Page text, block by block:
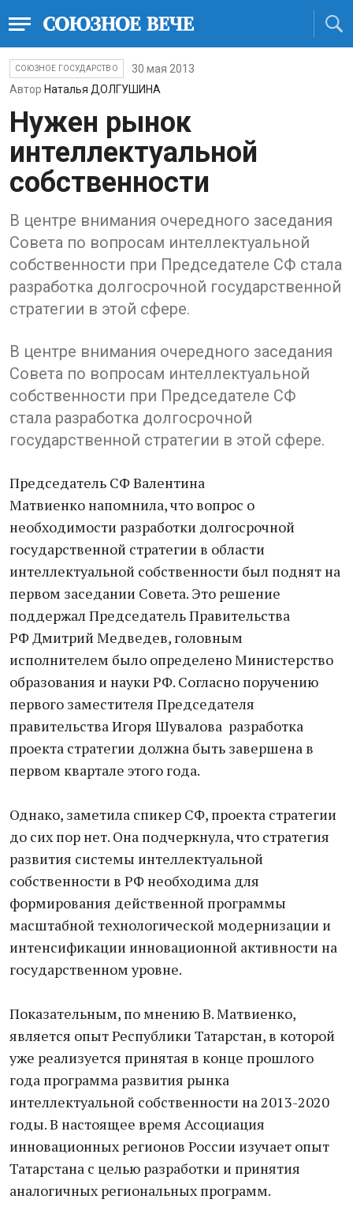
СОЮЗНОЕ ГОСУДАРСТВО
30 мая 2013
Автор Наталья ДОЛГУШИНА
Нужен рынок
интеллектуальной
собственности
В центре внимания очередного заседания
Совета по вопросам интеллектуальной
собственности при Председателе СФ стала
разработка долгосрочной государственной
стратегии в этой сфере.
В центре внимания очередного заседания
Совета по вопросам интеллектуальной
собственности при Председателе СФ
стала разработка долгосрочной
государственной стратегии в этой сфере.
Председатель СФ Валентина
Матвиенко напомнила, что вопрос о
необходимости разработки долгосрочной
государственной стратегии в области
интеллектуальной собственности был поднят на
первом заседании Совета. Это решение
поддержал Председатель Правительства
РФ Дмитрий Медведев, головным
исполнителем было определено Министерство
образования и науки РФ. Согласно поручению
первого заместителя Председателя
правительства Игоря Шувалова разработка
проекта стратегии должна быть завершена в
первом квартале этого года.
Однако, заметила спикер СФ, проекта стратегии
до сих пор нет. Она подчеркнула, что стратегия
развития системы интеллектуальной
собственности в РФ необходима для
формирования действенной программы
масштабной технологической модернизации и
интенсификации инновационной активности на
государственном уровне.
Показательным, по мнению В. Матвиенко,
является опыт Республики Татарстан, в которой
уже реализуется принятая в конце прошлого
года программа развития рынка
интеллектуальной собственности на 2013-2020
годы. В настоящее время Ассоциация
инновационных регионов России изучает опыт
Татарстана с целью разработки и принятия
аналогичных региональных программ.